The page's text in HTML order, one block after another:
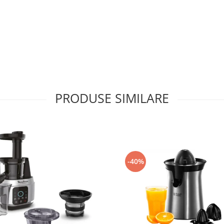
PRODUSE SIMILARE
-40%